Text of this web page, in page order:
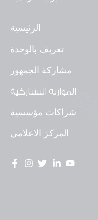
الرئيسية
تعريف بالوحدة
مشاركة الجمهور
الموازنة التشاركية
شراكات مؤسسية
المركز الاعلامي